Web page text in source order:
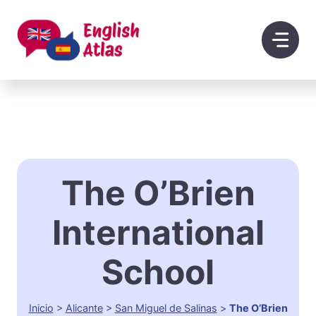
contenido
The O’Brien
International
School
Inicio > Alicante> San Miguel de Salinas > The O’Brien